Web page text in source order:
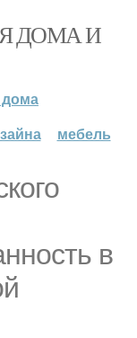
ДОМА И
дома
мебель
в